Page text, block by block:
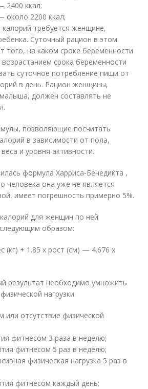
2400 ккал;
около 2200 ккал;
требуется женщине,
Суточный рацион в этом
того, на каком сроке беременности
срока беременности
суточное потребление пищи от
в день. Рацион женщины,
должен составлять не
позволяющие посчитать
в зависимости от пола,
и уровня активности.
формула Харриса-Бенедикта ,
человека она уже не является
имеет погрешность примерно 5%.
для женщин по ней
образом:
(кг) + 1.85 х рост (см) — 4.676 х
результат необходимо умножить
нагрузки:
отсутствие физической
фитнесом 3 раза в неделю;
фитнесом 5 раз в неделю;
физическая нагрузка 5 раз в
фитнесом каждый день;